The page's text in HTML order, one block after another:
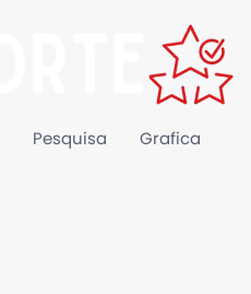
Pesquisa Grafica